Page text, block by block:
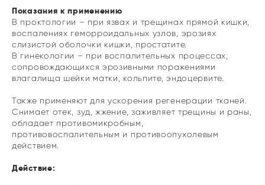
Показания к применению
В проктологии – при язвах и трещинах прямой кишки,
воспалениях геморроидальных узлов, эрозиях
слизистой оболочки кишки, простатите.
В гинекологии – при воспалительных процессах,
сопровождающихся эрозивными поражениями
влагалища шейки матки, кольпите, эндоцервите.
Также применяют для ускорения регенерации тканей.
Снимает отек, зуд, жжение, заживляет трещины и раны,
обладает противомикробным,
противовоспалительным и противоопухолевым
действием.
Действие: